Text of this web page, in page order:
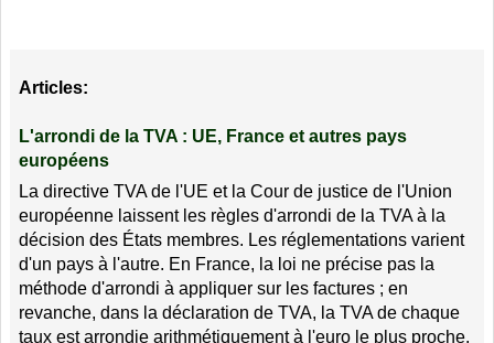
Articles:
L'arrondi de la TVA : UE, France et autres pays
européens
La directive TVA de l'UE et la Cour de justice de l'Union
européenne laissent les règles d'arrondi de la TVA à la
décision des États membres. Les réglementations varient
d'un pays à l'autre. En France, la loi ne précise pas la
méthode d'arrondi à appliquer sur les factures ; en
revanche, dans la déclaration de TVA, la TVA de chaque
taux est arrondie arithmétiquement à l'euro le plus proche.